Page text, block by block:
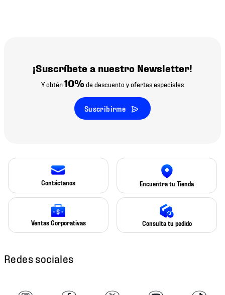
¡Suscríbete a nuestro Newsletter!
Y obtén10% de descuento y ofertas especiales
Suscribirme
Contáctanos Encuentra tu Tienda
Ventas Corporativas Consulta tu pedido
Redes sociales